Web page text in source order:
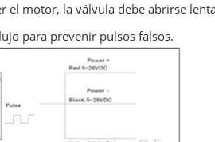
el motor, la válvula debe abrirse
para prevenir pulsos falsos.